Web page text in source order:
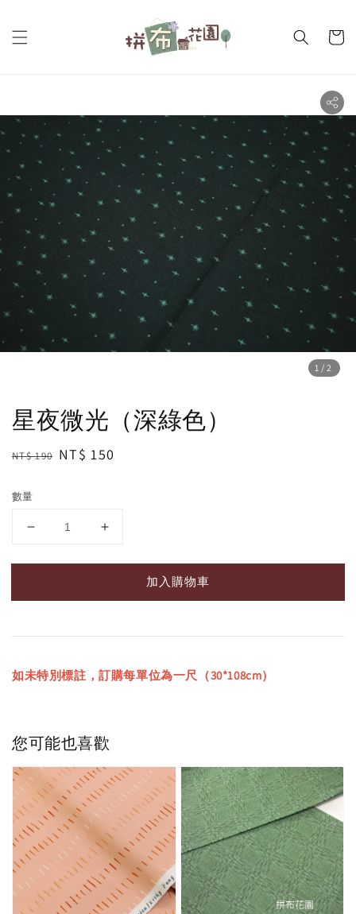
1 /2
星夜微光（深綠色）
Regular
NT$ 190 Sale
NT$ 150
數量
加入購物車
如未特別標註，訂購每單位為一尺（30*108cm）
您可能也喜歡